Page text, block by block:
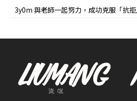
3y0m 與老師一起努力，成功克服「抗拒